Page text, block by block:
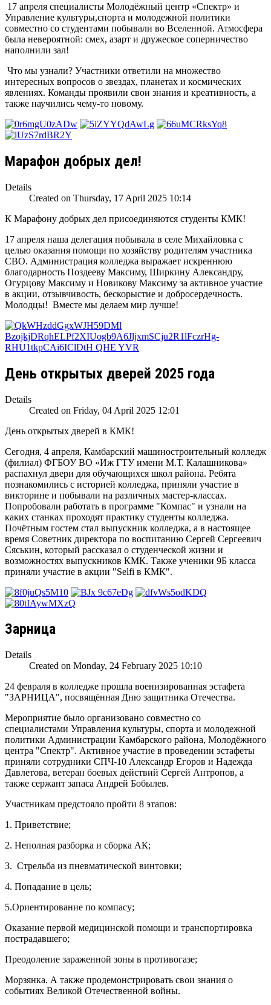
17 апреля специалисты Молодёжный центр «Спектр» и
Управление культуры,спорта и молодежной политики
совместно со студентами побывали во Вселенной. Атмосфера
была невероятной: смех, азарт и дружеское соперничество
наполнили зал!
Что мы узнали? Участники ответили на множество
интересных вопросов о звездах, планетах и космических
явлениях. Команды проявили свои знания и креативность, а
также научились чему-то новому.
Марафон добрых дел!
Details
Created on Thursday, 17 April 2025 10:14
К Марафону добрых дел присоединяются студенты КМК!
17 апреля наша делегация побывала в селе Михайловка с
целью оказания помощи по хозяйству родителям участника
СВО. Администрация колледжа выражает искреннюю
благодарность Поздееву Максиму, Ширкину Александру,
Огурцову Максиму и Новикову Максиму за активное участие
в акции, отзывчивость, бескорыстие и добросердечность.
Молодцы! Вместе мы делаем мир лучше!
День открытых дверей 2025 года
Details
Created on Friday, 04 April 2025 12:01
День открытых дверей в КМК!
Сегодня, 4 апреля, Камбарский машиностроительный колледж
(филиал) ФГБОУ ВО «Иж ГТУ имени М.Т. Калашникова»
распахнул двери для обучающихся школ района. Ребята
познакомились с историей колледжа, приняли участие в
викторине и побывали на различных мастер-классах.
Попробовали работать в программе "Компас" и узнали на
каких станках проходят практику студенты колледжа.
Почётным гостем стал выпускник колледжа, а в настоящее
время Советник директора по воспитанию Сергей Сергеевич
Сяськин, который рассказал о студенческой жизни и
возможностях выпускников КМК. Также ученики 9Б класса
приняли участие в акции "Selfi в КМК".
Зарница
Details
Created on Monday, 24 February 2025 10:10
24 февраля в колледже прошла военизированная эстафета
"ЗАРНИЦА", посвящённая Дню защитника Отечества.
Мероприятие было организовано совместно со
специалистами Управления культуры, спорта и молодежной
политики Администрации Камбарского района, Молодёжного
центра "Спектр". Активное участие в проведении эстафеты
приняли сотрудники СПЧ-10 Александр Егоров и Надежда
Давлетова, ветеран боевых действий Сергей Антропов, а
также сержант запаса Андрей Бобылев.
Участникам предстояло пройти 8 этапов:
1. Приветствие;
2. Неполная разборка и сборка АК;
3. Стрельба из пневматической винтовки;
4. Попадание в цель;
5.Ориентирование по компасу;
Оказание первой медицинской помощи и транспортировка
пострадавшего;
Преодоление зараженной зоны в противогазе;
Морзянка. А также продемонстрировать свои знания о
событиях Великой Отечественной войны.